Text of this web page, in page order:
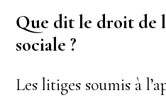
Que dit le droit de
sociale ?
Les litiges soumis à